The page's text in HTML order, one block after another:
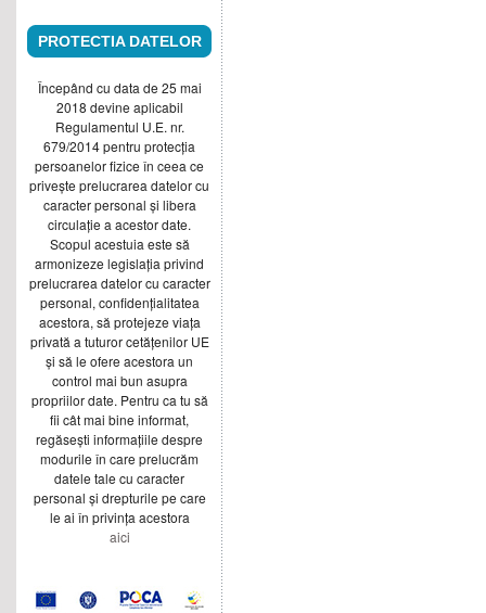
PROTECTIA DATELOR
Începând cu data de 25 mai
2018 devine aplicabil
Regulamentul U.E. nr.
679/2014 pentru protecția
persoanelor fizice în ceea ce
privește prelucrarea datelor cu
caracter personal și libera
circulație a acestor date.
Scopul acestuia este să
armonizeze legislația privind
prelucrarea datelor cu caracter
personal, confidențialitatea
acestora, să protejeze viața
privată a tuturor cetățenilor UE
și să le ofere acestora un
control mai bun asupra
propriilor date. Pentru ca tu să
fii cât mai bine informat,
regăsești informațiile despre
modurile în care prelucrăm
datele tale cu caracter
personal și drepturile pe care
le ai în privința acestora
aici